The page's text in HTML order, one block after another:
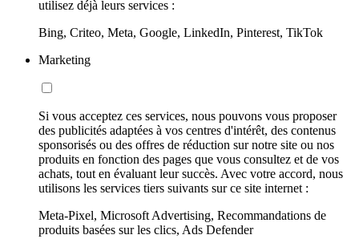
utilisez déjà leurs services :
Bing, Criteo, Meta, Google, LinkedIn, Pinterest, TikTok
Marketing
Si vous acceptez ces services, nous pouvons vous proposer
des publicités adaptées à vos centres d'intérêt, des contenus
sponsorisés ou des offres de réduction sur notre site ou nos
produits en fonction des pages que vous consultez et de vos
achats, tout en évaluant leur succès. Avec votre accord, nous
utilisons les services tiers suivants sur ce site internet :
Meta-Pixel, Microsoft Advertising, Recommandations de
produits basées sur les clics, Ads Defender